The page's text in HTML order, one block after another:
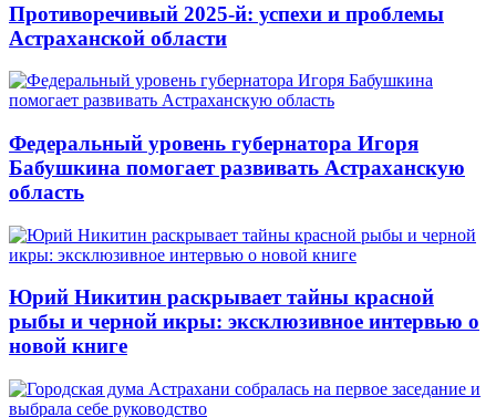
Противоречивый 2025-й: успехи и проблемы
Астраханской области
Федеральный уровень губернатора Игоря
Бабушкина помогает развивать Астраханскую
область
Юрий Никитин раскрывает тайны красной
рыбы и черной икры: эксклюзивное интервью о
новой книге